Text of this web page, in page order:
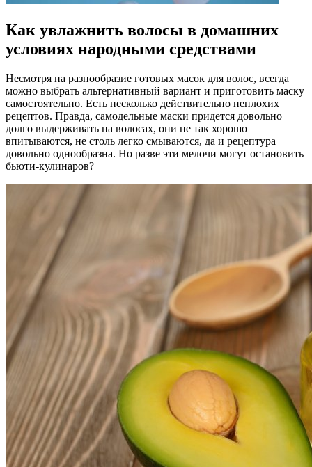
Как увлажнить волосы в домашних
условиях народными средствами
Несмотря на разнообразие готовых масок для волос, всегда
можно выбрать альтернативный вариант и приготовить маску
самостоятельно. Есть несколько действительно неплохих
рецептов. Правда, самодельные маски придется довольно
долго выдерживать на волосах, они не так хорошо
впитываются, не столь легко смываются, да и рецептура
довольно однообразна. Но разве эти мелочи могут остановить
бьюти-кулинаров?